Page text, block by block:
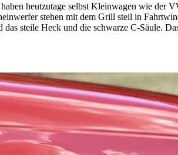
heutzutage selbst Kleinwagen wie der
stehen mit dem Grill steil in
steile Heck und die schwarze C-Säule.